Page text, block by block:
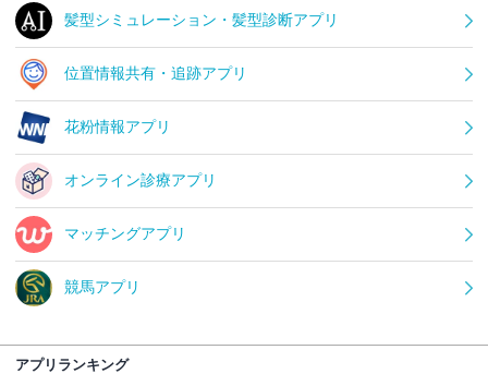
髪型シミュレーション・髪型診断アプリ
位置情報共有・追跡アプリ
花粉情報アプリ
オンライン診療アプリ
マッチングアプリ
競馬アプリ
アプリランキング